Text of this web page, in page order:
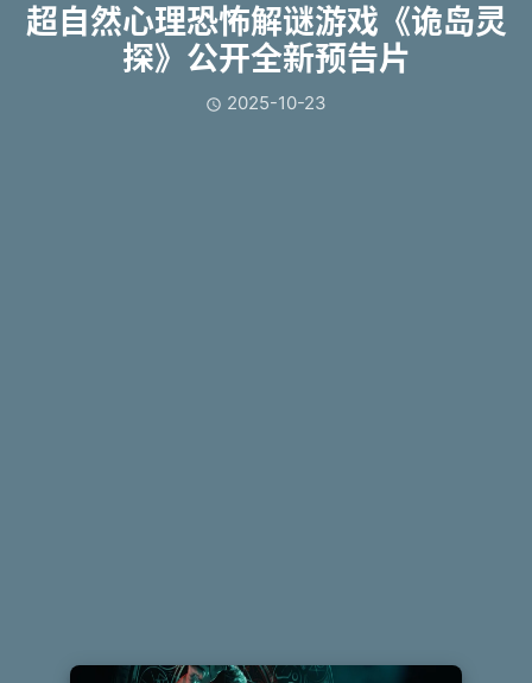
超自然心理恐怖解谜游戏《诡岛灵
探》公开全新预告片
 2025-10-23